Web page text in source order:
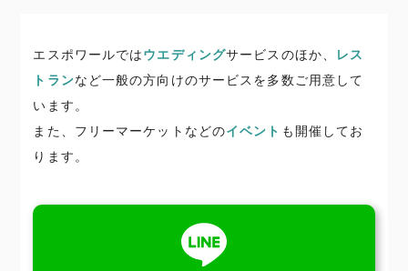
エスポワールではウエディングサービスのほか、 レス
トランなど一般の方向けのサービスを多数ご用意して
います。
また、フリーマーケットなどのイベント も開催してお
ります。